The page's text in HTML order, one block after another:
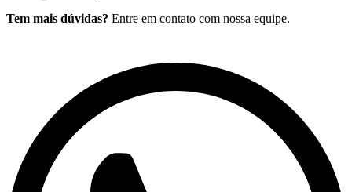
Tem mais dúvidas? Entre em contato com nossa equipe.